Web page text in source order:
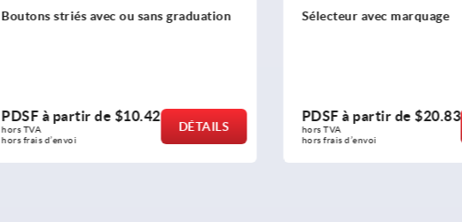
Boutons striés avec ou sans graduation
PDSF à partir de $10.42
hors TVA
hors frais d’envoi
DÉTAILS
Sélecteur avec marquage
PDSF à partir de $20.83
hors TVA
hors frais d’envoi